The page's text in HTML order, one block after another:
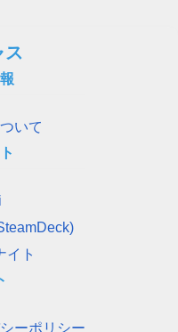
ス
いて
イト
ーポリシー